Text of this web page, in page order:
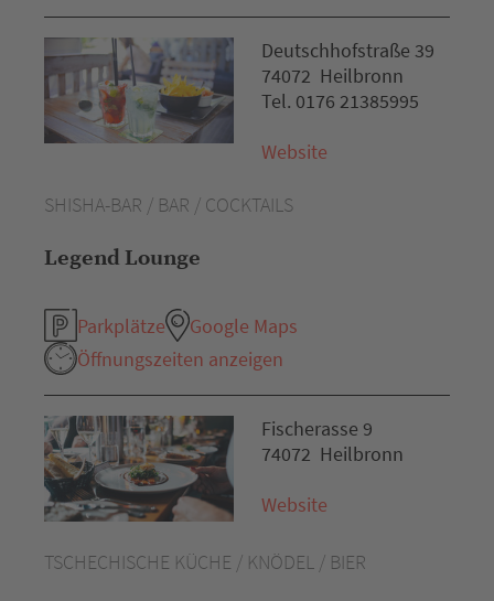
SHISHA-BAR / BAR / COCKTAILS
Legend Lounge
Parkplätze
Google Maps
Öffnungszeiten anzeigen
Deutschhofstraße 39
74072 Heilbronn
Tel. 0176 21385995
Website
TSCHECHISCHE KÜCHE / KNÖDEL / BIER
Fischerasse 9
74072 Heilbronn
Website